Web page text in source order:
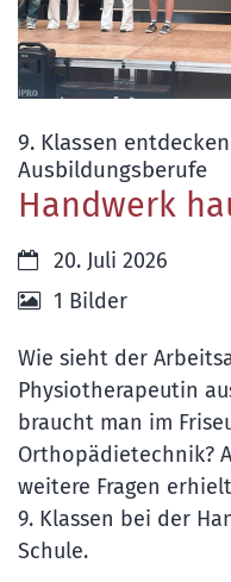
9. Klassen
Ausbildungsberufe:
Handwerk
Datum:20. Juli 2026
1 Bilder
Wie sieht der
Physiotherapeutin
braucht man im
Orthopädietechnik?
weitere Fragen
9. Klassen bei der
Schule.